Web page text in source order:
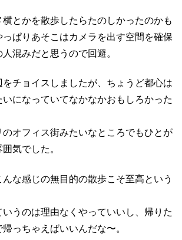
とかを散歩したらたのしかったのかも
っぱりあそこはカメラを出す空間を確保
混みだと思うので回避。
チョイスしましたが、ちょうど都心は
になっていてなかなかおもしろかった
オフィス街みたいなところでもひとが
気でした。
な感じの無目的の散歩こそ至高という
うのは理由なくやっていいし、帰りた
っちゃえばいいんだな〜。